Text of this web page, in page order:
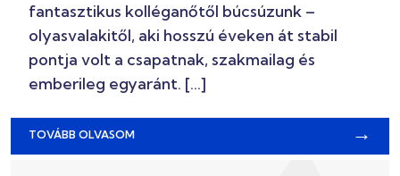
fantasztikus kolléganőtől búcsúzunk –
olyasvalakitől, aki hosszú éveken át stabil
pontja volt a csapatnak, szakmailag és
emberileg egyaránt. […]
TOVÁBB OLVASOM →